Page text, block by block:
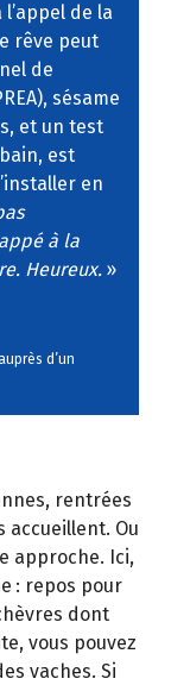
de la
rêve peut
de
sésame
et un test
est
en
à la
Heureux. »
d’un
rentrées
accueillent. Ou
approche. Ici,
: repos pour
dont
vous pouvez
vaches. Si